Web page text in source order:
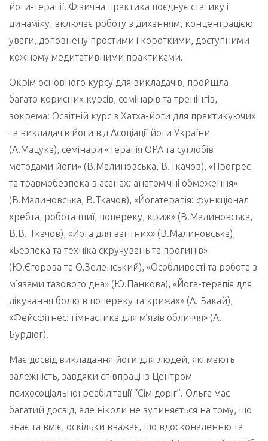
йоги-терапії. Фізична практика поєднує статику і
динаміку, включає роботу з диханням, концентрацією
уваги, доповнену простими і короткими, доступними
кожному медитативними практиками.
Окрім основного курсу для викладачів, пройшла
багато корисних курсів, семінарів та тренінгів,
зокрема: Освітній курс з Хатха-йоги для практикуючих
та викладачів йоги від Асоціації йоги України
(А.Мацука), семінари «Терапія ОРА та суглобів
методами йоги» (В.Малиновська, В.Ткачов), «Прогрес
та травмобезпека в асанах: анатомічні обмеження»
(В.Малиновська, В.Ткачов), «Йогатерапія: функціонал
хребта, робота шиї, попереку, криж» (В.Малиновська,
В.В. Ткачов), «Йога для вагітних» (В.Малиновська),
«Безпека та техніка скручувань та прогинів»
(Ю.Єгорова та О.Зеленський), «Особливості та робота з
м’язами тазового дна» (Ю.Панкова), «Йога-терапія для
лікування болю в попереку та крижах» (А. Бакай),
«Фейсфітнес: гімнастика для м’язів обличчя» (А.
Бурдюг).
Має досвід викладання йоги для людей, які мають
залежність, завдяки співпраці із Центром
психосоціальної реабілітації “Сім доріг”. Ольга має
багатий досвід, але ніколи не зупиняється на тому, що
знає та вміє, оскільки вважає, що вдосконаленню та